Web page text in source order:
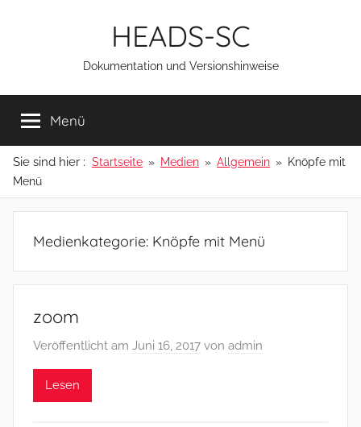
HEADS-SC
Dokumentation und Versionshinweise
Menü
Sie sind hier : Startseite Medien Allgemein
Knöpfe mit
Menü
Medienkategorie: Knöpfe mit Menü
zoom
Veröffentlicht am Juni 16, 2017 von admin
Lesen